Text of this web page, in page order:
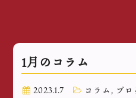
1月のコラム
2023.1.7 コラム , ブロ